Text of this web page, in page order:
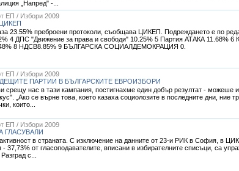
„Напред" -...
ЕП / Избори 2009
23.55% преброени протоколи, съобщава ЦИКЕП. Подреждането е по
4 ДПС "Движение за права и свободи" 10.25% 5 Партия АТАКА
8 НДСВ8.85% 9 БЪЛГАРСКА СОЦИАЛДЕМОКРАЦИЯ 0.
ЕП / Избори 2009
ПАРТИИ В БЪЛГАРСКИТЕ ЕВРОИЗБОРИ
срещу нас в тази кампания, постигнахме един добър резултат -
„Ако се върне това, което казаха социолозите в последните дни, ние
които...
ЕП / Избори 2009
ГЛАСУВАЛИ
в страната. С изключение на данните от 23-и РИК в София, в ЦИК
- 37,73% от гласоподавателите, вписани в избирателните списъци, са
с...